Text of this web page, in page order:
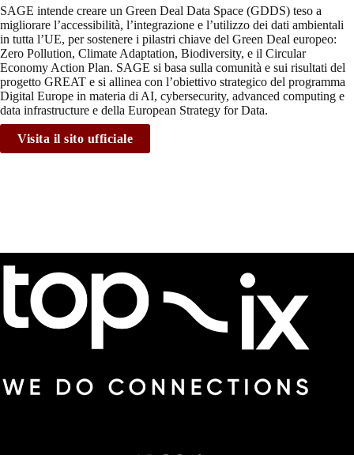
SAGE intende creare un Green Deal Data Space (GDDS) teso a
migliorare l’accessibilità, l’integrazione e l’utilizzo dei dati ambientali
in tutta l’UE, per sostenere i pilastri chiave del Green Deal europeo:
Zero Pollution, Climate Adaptation, Biodiversity, e il Circular
Economy Action Plan. SAGE si basa sulla comunità e sui risultati del
progetto GREAT e si allinea con l’obiettivo strategico del programma
Digital Europe in materia di AI, cybersecurity, advanced computing e
data infrastructure e della European Strategy for Data.
Visita il sito ufficiale